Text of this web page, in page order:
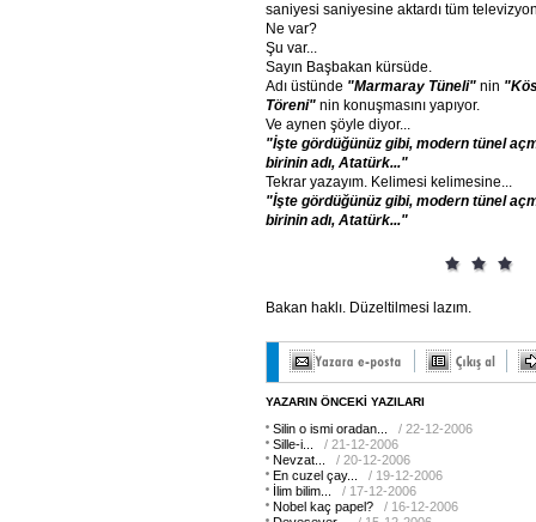
saniyesi saniyesine aktardı tüm
Ne var?
Şu var...
Sayın Başbakan kürsüde.
Adı üstünde "Marmaray Tüneli" nin
Töreni" nin konuşmasını yapıyor.
Ve aynen şöyle diyor...
"İşte gördüğünüz gibi, modern tünel
birinin adı, Atatürk..."
Tekrar yazayım. Kelimesi kelimesine...
"İşte gördüğünüz gibi, modern tünel
birinin adı, Atatürk..."
Bakan haklı. Düzeltilmesi lazım.
YAZARIN ÖNCEKİ YAZILARI
Silin o ismi oradan...
/ 22-12-2006
Sille-i...
/ 21-12-2006
Nevzat...
/ 20-12-2006
En cuzel çay...
/ 19-12-2006
İlim bilim...
/ 17-12-2006
Nobel kaç papel?
/ 16-12-2006